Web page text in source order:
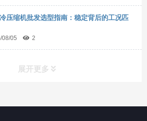
压缩机批发选型指南：稳定背后的工况匹
08/05 2
展开更多